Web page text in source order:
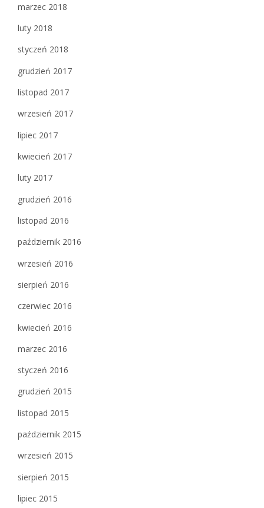
marzec 2018
luty 2018
styczeń 2018
grudzień 2017
listopad 2017
wrzesień 2017
lipiec 2017
kwiecień 2017
luty 2017
grudzień 2016
listopad 2016
październik 2016
wrzesień 2016
sierpień 2016
czerwiec 2016
kwiecień 2016
marzec 2016
styczeń 2016
grudzień 2015
listopad 2015
październik 2015
wrzesień 2015
sierpień 2015
lipiec 2015